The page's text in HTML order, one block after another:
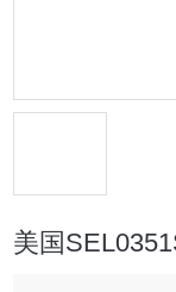
美国